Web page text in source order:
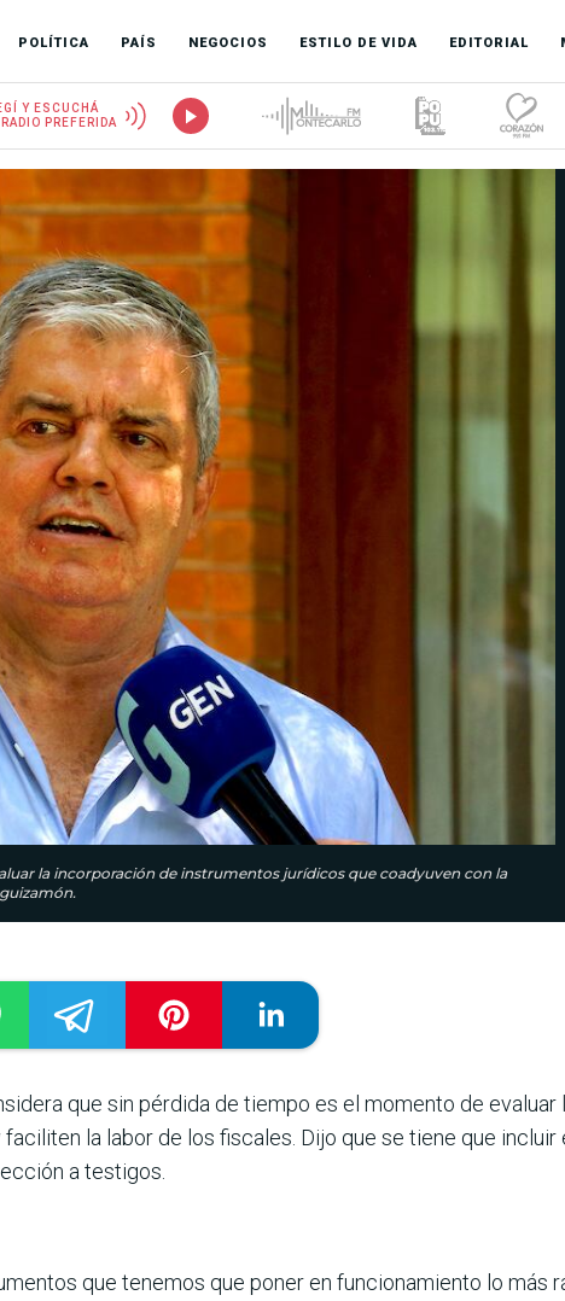
POLÍTICA PAÍS NEGOCIOS ESTILO DE VIDA EDITORIAL
Y ESCUCHÁ
PREFERIDA
la incorporación de instrumentos jurídicos que coadyuven con la
que sin pérdida de tiempo es el momento de
la labor de los fiscales. Dijo que se tiene que incluir
a testigos.
que tenemos que poner en funcionamiento lo más